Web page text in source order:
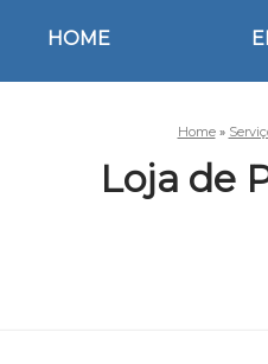
HOME
Home »
Loja de